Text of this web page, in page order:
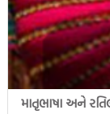
માતૃભાષા અને